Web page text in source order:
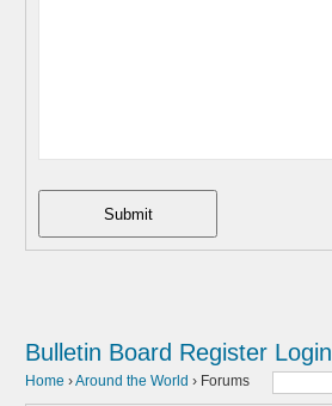
Submit
Bulletin Board Register Login
Home ›Around the World › Forums